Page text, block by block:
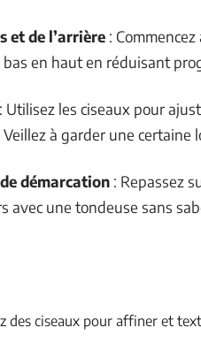
et de l’arrière :
bas en haut en réduisant
: Utilisez les ciseaux pour
à garder une
démarcation : Repassez
avec une tondeuse sans
des ciseaux pour affiner et